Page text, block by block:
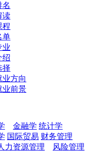
名
读
程
单
业
绍
择
业方向
业前景
金融学 统计学
国际贸易 财务管理
力资源管理
风险管理